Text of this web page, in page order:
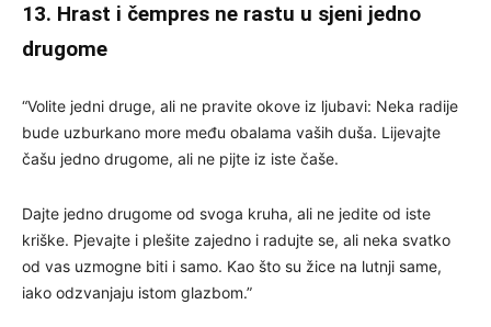
13. Hrast i čempres ne rastu u sjeni jedno
drugome
“Volite jedni druge, ali ne pravite okove iz ljubavi: Neka radije
bude uzburkano more među obalama vaših duša. Lijevajte
čašu jedno drugome, ali ne pijte iz iste čaše.
Dajte jedno drugome od svoga kruha, ali ne jedite od iste
kriške. Pjevajte i plešite zajedno i radujte se, ali neka svatko
od vas uzmogne biti i samo. Kao što su žice na lutnji same,
iako odzvanjaju istom glazbom.”